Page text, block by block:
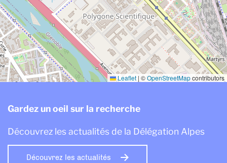
Leaflet | ©OpenStreetMapcontributors
Gardez un oeil sur la recherche
Découvrez les actualités de la Délégation Alpes
Découvrez les actualités